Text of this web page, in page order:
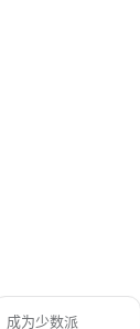
成为少数派